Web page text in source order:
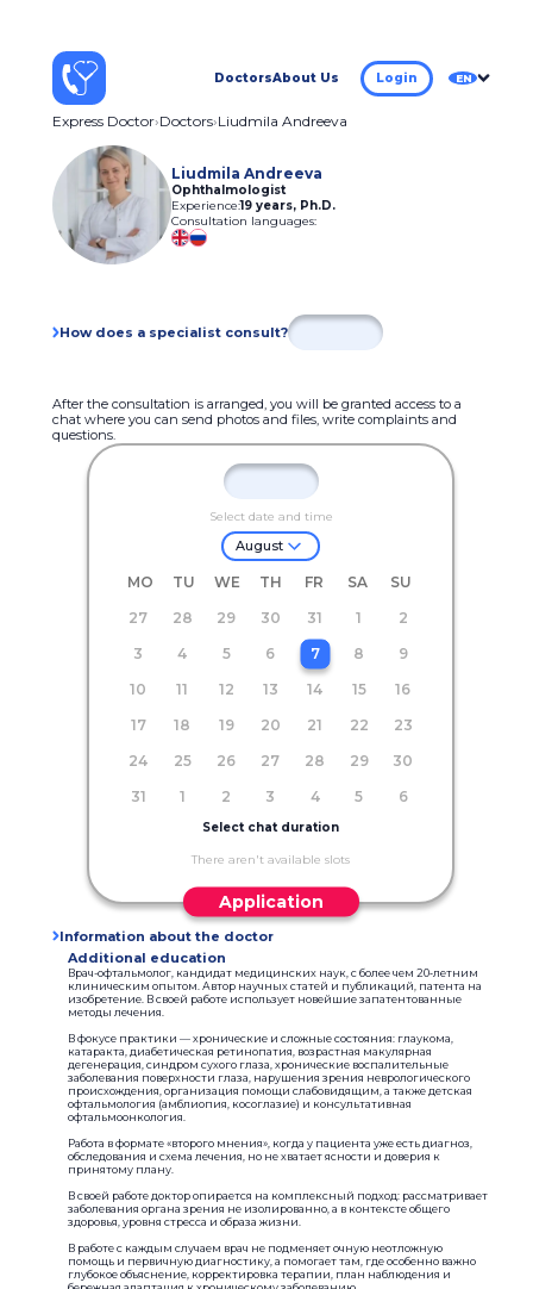
DoctorsAbout Us Login EN
Express Doctor Doctors Liudmila Andreeva
Liudmila Andreeva
Ophthalmologist
Experience:19 years, Ph.D.
Consultation languages:
How does a specialist consult?
After the consultation is arranged, you will be granted access to a
chat where you can send photos and files, write complaints and
questions.
Select date and time
August
MO TU WE TH FR SA
SU
27
28 29 30 31 1
2
3
4 5 6 7 8
9
10
11 12 13 14 15
16
17
18 19 20 21 22
23
24
25 26 27 28 29
30
31
1 2 3 4 5 6
Select chat duration
There aren't available slots
Application
Information about the doctor
Additional education
Врач-офтальмолог, кандидат медицинских наук, с более чем 20‑летним
клиническим опытом. Автор научных статей и публикаций, патента на
изобретение. В своей работе использует новейшие запатентованные
методы лечения.
В фокусе практики — хронические и сложные состояния: глаукома,
катаракта, диабетическая ретинопатия, возрастная макулярная
дегенерация, синдром сухого глаза, хронические воспалительные
заболевания поверхности глаза, нарушения зрения неврологического
происхождения, организация помощи слабовидящим, а также детская
офтальмология (амблиопия, косоглазие) и консультативная
офтальмоонкология.
Работа в формате «второго мнения», когда у пациента уже есть диагноз,
обследования и схема лечения, но не хватает ясности и доверия к
принятому плану.
В своей работе доктор опирается на комплексный подход: рассматривает
заболевания органа зрения не изолированно, а в контексте общего
здоровья, уровня стресса и образа жизни.
В работе с каждым случаем врач не подменяет очную неотложную
помощь и первичную диагностику, а помогает там, где особенно важно
глубокое объяснение, корректировка терапии, план наблюдения и